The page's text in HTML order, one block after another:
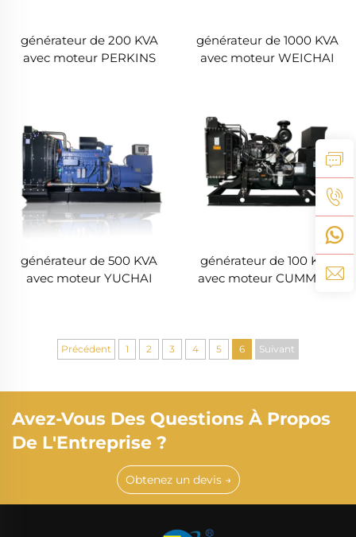
générateur de 200 KVA
avec moteur PERKINS
générateur de 1000 KVA
avec moteur WEICHAI
générateur de 500 KVA
avec moteur YUCHAI
générateur de 100 KVA
avec moteur CUMMINS
Précédent 1 2 3 4 5 6 Suivant
Avez-Vous Des Questions À Propos
De L'Entreprise ?
Obtenez un devis →